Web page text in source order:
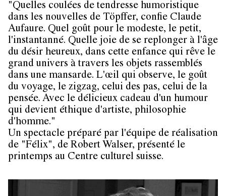
"Quelles coulées de tendresse humoristique
dans les nouvelles de Töpffer, confie Claude
Aufaure. Quel goût pour le modeste, le petit,
l'instantanné. Quelle joie de se replonger à l'âge
du désir heureux, dans cette enfance qui rêve le
grand univers à travers les objets rassemblés
dans une mansarde. L'œil qui observe, le goût
du voyage, le zigzag, celui des pas, celui de la
pensée. Avec le délicieux cadeau d'un humour
qui devient éthique d'artiste, philosophie
d'homme."
Un spectacle préparé par l'équipe de réalisation
de "Félix", de Robert Walser, présenté le
printemps au Centre culturel suisse.